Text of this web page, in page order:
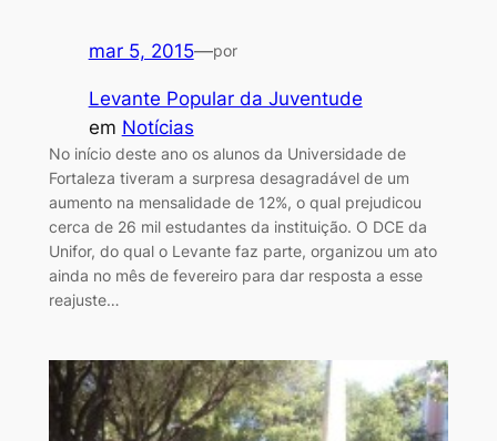
mar 5, 2015—por
Levante Popular da Juventude
em Notícias
No início deste ano os alunos da Universidade de
Fortaleza tiveram a surpresa desagradável de um
aumento na mensalidade de 12%, o qual prejudicou
cerca de 26 mil estudantes da instituição. O DCE da
Unifor, do qual o Levante faz parte, organizou um ato
ainda no mês de fevereiro para dar resposta a esse
reajuste…